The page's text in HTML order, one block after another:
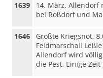
1639
14. März. Allendorf
bei Roßdorf und
1646
Größte Kriegsnot.
Feldmarschall
Allendorf wird
die Pest. Einige